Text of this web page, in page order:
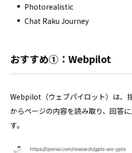
Photorealistic
Chat Raku Journey
おすすめ①：Webpilot
Webpilot（ウェブパイロット）は、
からページの内容を読み取り、回答
す。